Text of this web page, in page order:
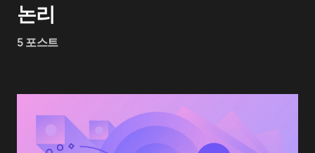
논리
5 포스트